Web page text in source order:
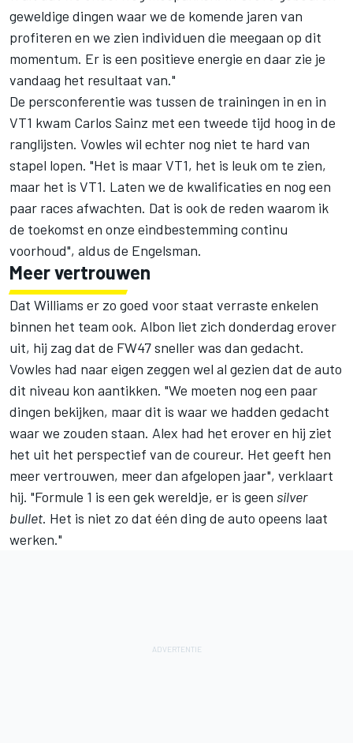
geweldige dingen waar we de komende jaren van
profiteren en we zien individuen die meegaan op dit
momentum. Er is een positieve energie en daar zie je
vandaag het resultaat van."
De persconferentie was tussen de trainingen in en in
VT1 kwam Carlos Sainz met een tweede tijd hoog in de
ranglijsten. Vowles wil echter nog niet te hard van
stapel lopen. "Het is maar VT1, het is leuk om te zien,
maar het is VT1. Laten we de kwalificaties en nog een
paar races afwachten. Dat is ook de reden waarom ik
de toekomst en onze eindbestemming continu
voorhoud", aldus de Engelsman.
Meer vertrouwen
Dat Williams er zo goed voor staat verraste enkelen
binnen het team ook. Albon liet zich donderdag erover
uit, hij zag dat de FW47 sneller was dan gedacht.
Vowles had naar eigen zeggen wel al gezien dat de auto
dit niveau kon aantikken. "We moeten nog een paar
dingen bekijken, maar dit is waar we hadden gedacht
waar we zouden staan. Alex had het erover en hij ziet
het uit het perspectief van de coureur. Het geeft hen
meer vertrouwen, meer dan afgelopen jaar", verklaart
hij. "Formule 1 is een gek wereldje, er is geen silver
bullet. Het is niet zo dat één ding de auto opeens laat
werken."